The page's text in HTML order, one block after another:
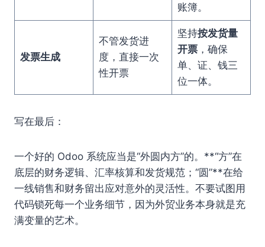
账簿。
发票生成
不管发货进
度，直接一次
性开票
坚持按发货量
开票，确保
单、证、钱三
位一体。
写在最后：
一个好的 Odoo 系统应当是“外圆内方”的。**“方”在
底层的财务逻辑、汇率核算和发货规范；“圆”**在给
一线销售和财务留出应对意外的灵活性。不要试图用
代码锁死每一个业务细节，因为外贸业务本身就是充
满变量的艺术。